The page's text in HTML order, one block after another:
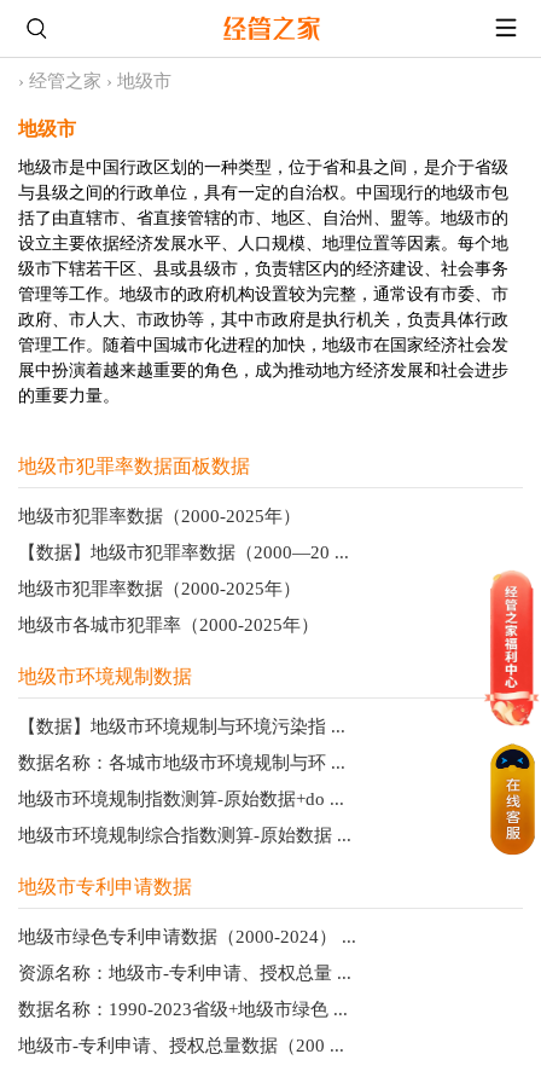
› 经管之家 › 地级市
地级市
地级市是中国行政区划的一种类型，位于省和县之间，是介于省级
与县级之间的行政单位，具有一定的自治权。中国现行的地级市包
括了由直辖市、省直接管辖的市、地区、自治州、盟等。地级市的
设立主要依据经济发展水平、人口规模、地理位置等因素。每个地
级市下辖若干区、县或县级市，负责辖区内的经济建设、社会事务
管理等工作。地级市的政府机构设置较为完整，通常设有市委、市
政府、市人大、市政协等，其中市政府是执行机关，负责具体行政
管理工作。随着中国城市化进程的加快，地级市在国家经济社会发
展中扮演着越来越重要的角色，成为推动地方经济发展和社会进步
的重要力量。
地级市犯罪率数据面板数据
地级市犯罪率数据（2000-2025年）
【数据】地级市犯罪率数据（2000—20 ...
地级市犯罪率数据（2000-2025年）
地级市各城市犯罪率（2000-2025年）
地级市环境规制数据
【数据】地级市环境规制与环境污染指 ...
数据名称：各城市地级市环境规制与环 ...
地级市环境规制指数测算-原始数据+do ...
地级市环境规制综合指数测算-原始数据 ...
地级市专利申请数据
地级市绿色专利申请数据（2000-2024） ...
资源名称：地级市-专利申请、授权总量 ...
数据名称：1990-2023省级+地级市绿色 ...
地级市-专利申请、授权总量数据（200 ...